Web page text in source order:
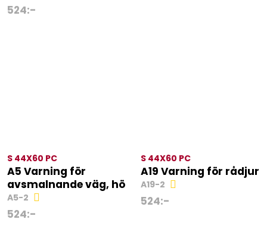
524:-
S 44X60 PC
A5 Varning för
avsmalnande väg, hö
A5-2
524:-
S 44X60 PC
A19 Varning för rådjur
A19-2
524:-